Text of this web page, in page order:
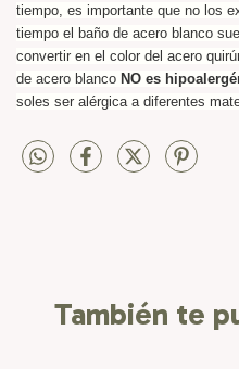
tiempo, es importante que no los
tiempo el baño de acero blanco
convertir en el color del acero
de acero blanco NO es
soles ser alérgica a diferentes
También te